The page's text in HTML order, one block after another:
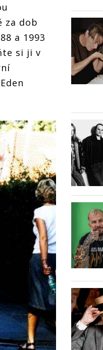
za dob
a 1993
si ji v